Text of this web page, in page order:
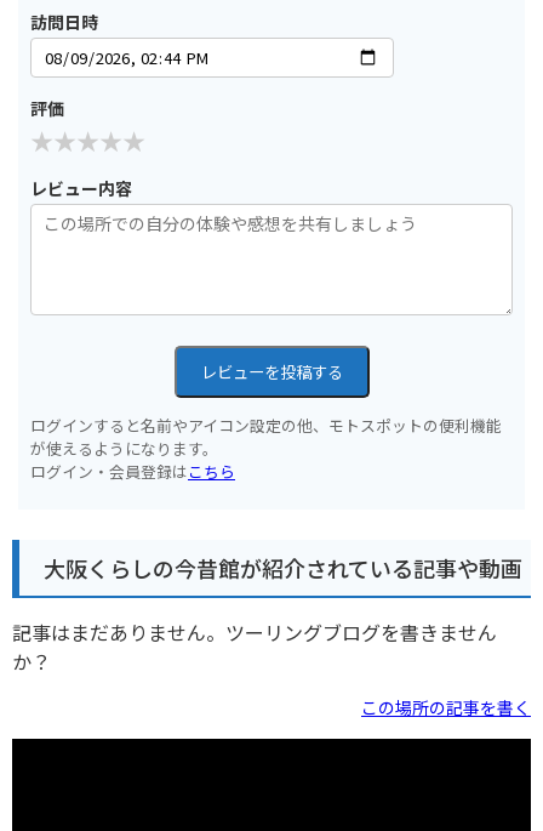
訪問日時
評価
レビュー内容
レビューを投稿する
ログインすると名前やアイコン設定の他、モトスポットの便利機能
が使えるようになります。
ログイン・会員登録はこちら
大阪くらしの今昔館が紹介されている記事や動画
記事はまだありません。ツーリングブログを書きません
か？
この場所の記事を書く